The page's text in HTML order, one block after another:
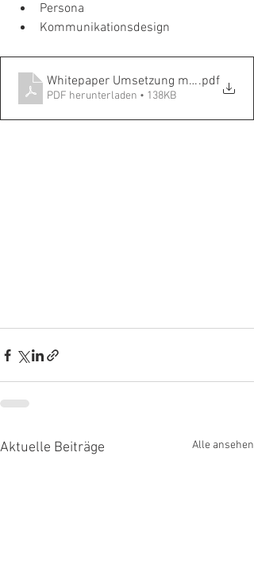
Persona
Kommunikationsdesign
Whitepaper Umsetzung mit Chatbots
.pdf
PDF herunterladen • 138KB
Aktuelle Beiträge Alle ansehen